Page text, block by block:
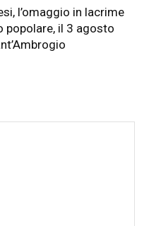
l’omaggio in lacrime
popolare, il 3 agosto